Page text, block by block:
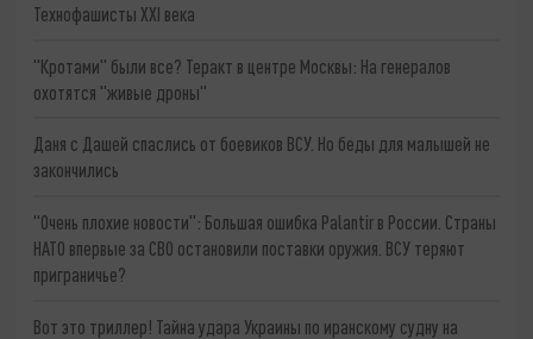
Технофашисты XXI века
"Кротами" были все? Теракт в центре Москвы: На генералов
охотятся "живые дроны"
Даня с Дашей спаслись от боевиков ВСУ. Но беды для малышей не
закончились
"Очень плохие новости": Большая ошибка Palantir в России. Страны
НАТО впервые за СВО остановили поставки оружия. ВСУ теряют
приграничье?
Вот это триллер! Тайна удара Украины по иранскому судну на